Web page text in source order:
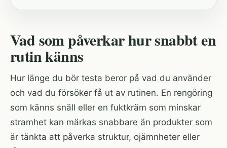
Vad som påverkar hur snabbt en
rutin känns
Hur länge du bör testa beror på vad du använder
och vad du försöker få ut av rutinen. En rengöring
som känns snäll eller en fuktkräm som minskar
stramhet kan märkas snabbare än produkter som
är tänkta att påverka struktur, ojämnheter eller